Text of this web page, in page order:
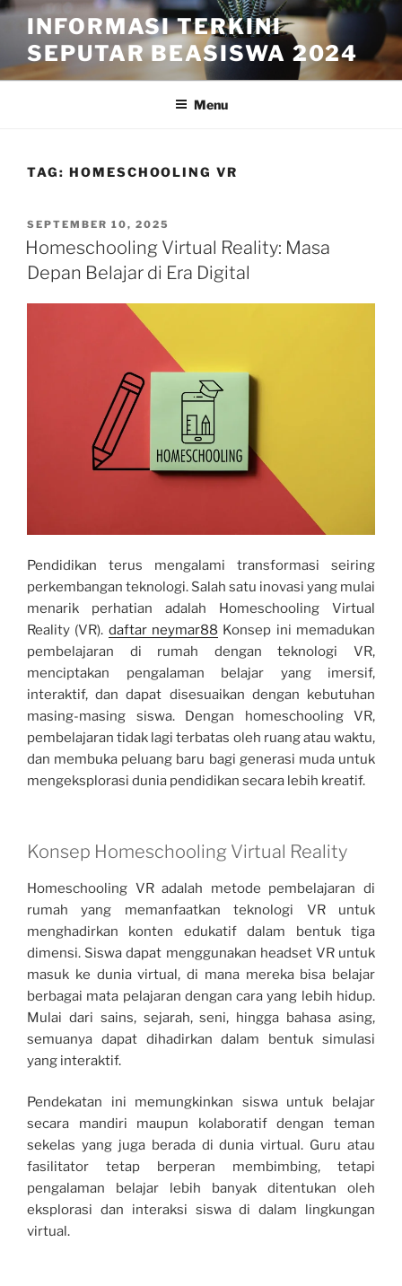
Skip
content
INFORMASI TERKINI
SEPUTAR BEASISWA 2024
Menu
TAG: HOMESCHOOLING VR
POSTED
ON
SEPTEMBER 10, 2025
Homeschooling Virtual Reality: Masa
Depan Belajar di Era Digital
Pendidikan terus mengalami transformasi seiring
perkembangan teknologi. Salah satu inovasi yang mulai
menarik perhatian adalah Homeschooling Virtual
Reality (VR). daftar neymar88 Konsep ini memadukan
pembelajaran di rumah dengan teknologi VR,
menciptakan pengalaman belajar yang imersif,
interaktif, dan dapat disesuaikan dengan kebutuhan
masing-masing siswa. Dengan homeschooling VR,
pembelajaran tidak lagi terbatas oleh ruang atau waktu,
dan membuka peluang baru bagi generasi muda untuk
mengeksplorasi dunia pendidikan secara lebih kreatif.
Konsep Homeschooling Virtual Reality
Homeschooling VR adalah metode pembelajaran di
rumah yang memanfaatkan teknologi VR untuk
menghadirkan konten edukatif dalam bentuk tiga
dimensi. Siswa dapat menggunakan headset VR untuk
masuk ke dunia virtual, di mana mereka bisa belajar
berbagai mata pelajaran dengan cara yang lebih hidup.
Mulai dari sains, sejarah, seni, hingga bahasa asing,
semuanya dapat dihadirkan dalam bentuk simulasi
yang interaktif.
Pendekatan ini memungkinkan siswa untuk belajar
secara mandiri maupun kolaboratif dengan teman
sekelas yang juga berada di dunia virtual. Guru atau
fasilitator tetap berperan membimbing, tetapi
pengalaman belajar lebih banyak ditentukan oleh
eksplorasi dan interaksi siswa di dalam lingkungan
virtual.